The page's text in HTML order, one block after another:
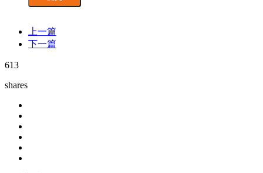
上一篇
下一篇
613
shares